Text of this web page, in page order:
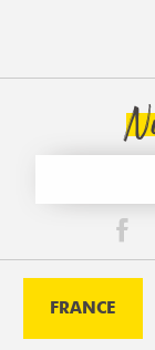
FRANCE